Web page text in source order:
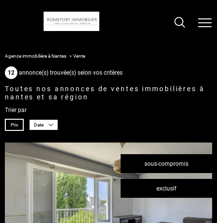
Agence immobilière à Nantes Vente
12 annonce(s) trouvée(s) selon vos critères
toutes nos annonces de ventes immobilières à
nantes et sa région
Trier par
Prix Date
sous-compromis
exclusif
voir le